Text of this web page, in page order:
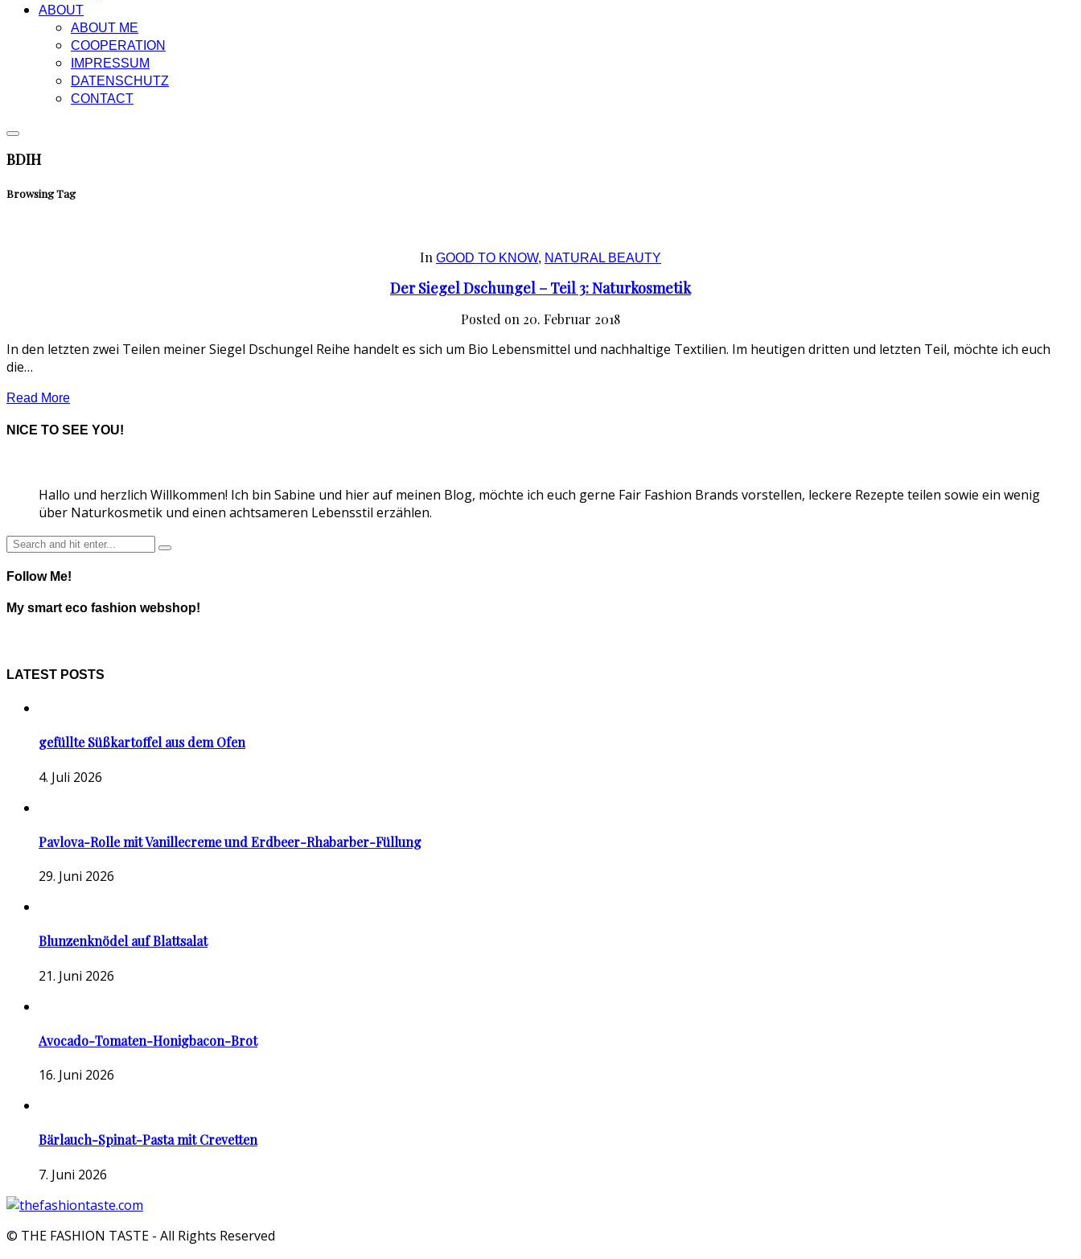
ABOUT
ABOUT ME
COOPERATION
IMPRESSUM
DATENSCHUTZ
CONTACT
BDIH
Browsing Tag
In GOOD TO KNOW, NATURAL BEAUTY
Der Siegel Dschungel – Teil 3: Naturkosmetik
Posted on 20. Februar 2018
In den letzten zwei Teilen meiner Siegel Dschungel Reihe handelt es sich um Bio Lebensmittel und nachhaltige Textilien. Im heutigen dritten und letzten Teil, möchte ich euch
die…
Read More
NICE TO SEE YOU!
Hallo und herzlich Willkommen! Ich bin Sabine und hier auf meinen Blog, möchte ich euch gerne Fair Fashion Brands vorstellen, leckere Rezepte teilen sowie ein wenig
über Naturkosmetik und einen achtsameren Lebensstil erzählen.
Follow Me!
My smart eco fashion webshop!
LATEST POSTS
gefüllte Süßkartoffel aus dem Ofen
4. Juli 2026
Pavlova-Rolle mit Vanillecreme und Erdbeer-Rhabarber-Füllung
29. Juni 2026
Blunzenknödel auf Blattsalat
21. Juni 2026
Avocado-Tomaten-Honigbacon-Brot
16. Juni 2026
Bärlauch-Spinat-Pasta mit Crevetten
7. Juni 2026
© THE FASHION TASTE - All Rights Reserved